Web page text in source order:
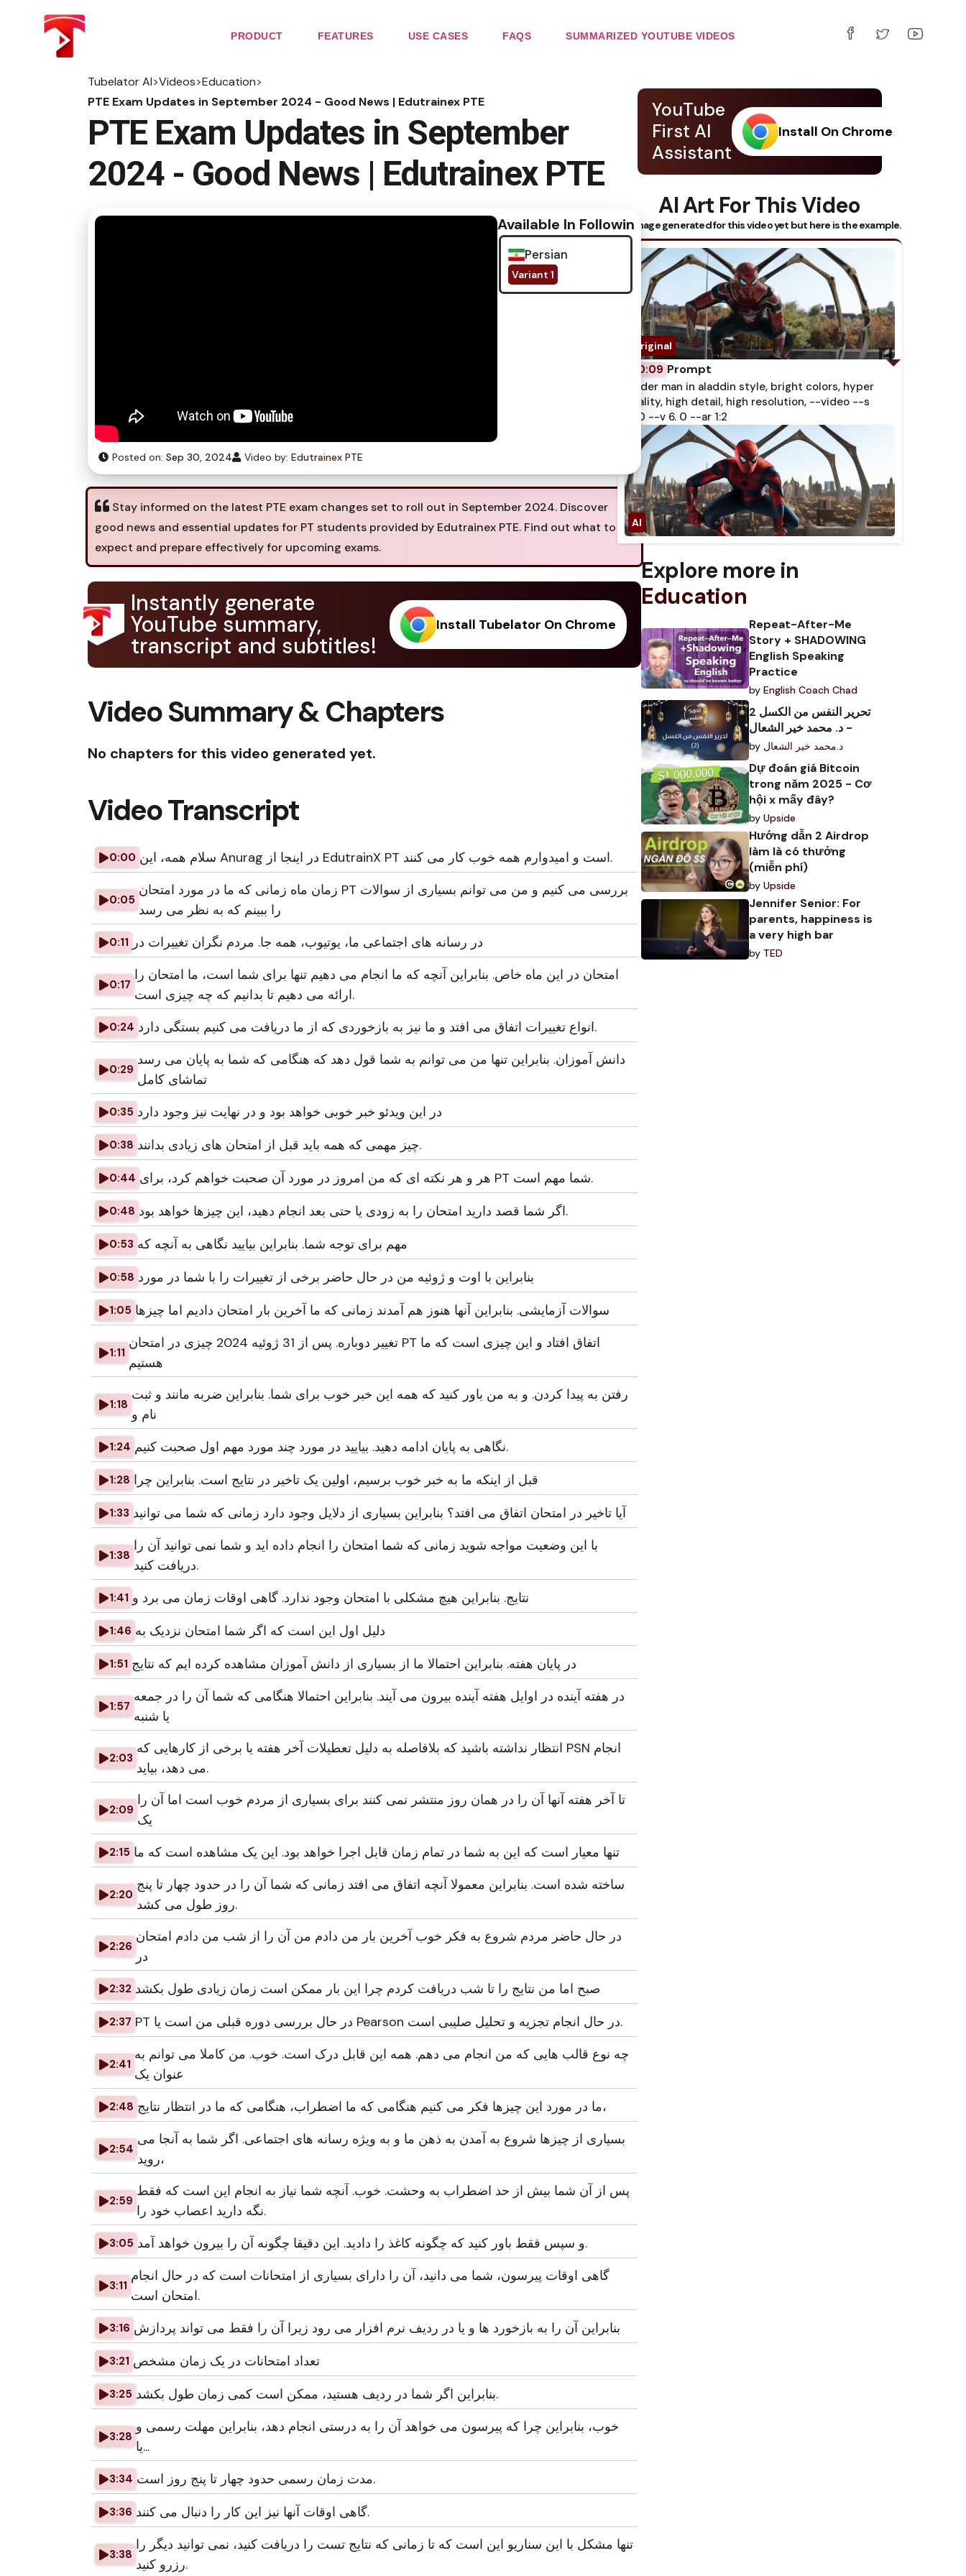
PRODUCT FEATURES USE CASES FAQS SUMMARIZED YOUTUBE VIDEOS
Tubelator AI>Videos>Education>
PTE Exam Updates in September 2024 - Good News | Edutrainex PTE
PTE Exam Updates in September
2024 - Good News | Edutrainex PTE
Available In Following Subtitles
Persian
Variant 1
Posted on: Sep 30, 2024 Video by: Edutrainex PTE
Stay informed on the latest PTE exam changes set to roll out in September 2024. Discover
good news and essential updates for PT students provided by Edutrainex PTE. Find out what to
expect and prepare effectively for upcoming exams.
Instantly generate
YouTube summary,
transcript and subtitles!
Install Tubelator On Chrome
Video Summary & Chapters
No chapters for this video generated yet.
Video Transcript
0:00 سلام همه، این Anurag در اینجا از EdutrainX PT است و امیدوارم همه خوب کار می کنند.
0:05
زمان ماه زمانی که ما در مورد امتحان PT بررسی می کنیم و من می توانم بسیاری از سوالات
را ببینم که به نظر می رسد
0:11 در رسانه های اجتماعی ما، یوتیوب، همه جا. مردم نگران تغییرات در
0:17
امتحان در این ماه خاص. بنابراین آنچه که ما انجام می دهیم تنها برای شما است، ما امتحان را
ارائه می دهیم تا بدانیم که چه چیزی است.
0:24 انواع تغییرات اتفاق می افتد و ما نیز به بازخوردی که از ما دریافت می کنیم بستگی دارد.
0:29
دانش آموزان. بنابراین تنها من می توانم به شما قول دهد که هنگامی که شما به پایان می رسد
تماشای کامل
0:35 در این ویدئو خبر خوبی خواهد بود و در نهایت نیز وجود دارد
0:38 چیز مهمی که همه باید قبل از امتحان های زیادی بدانند.
0:44 هر و هر نکته ای که من امروز در مورد آن صحبت خواهم کرد، برای PT شما مهم است.
0:48 اگر شما قصد دارید امتحان را به زودی یا حتی بعد انجام دهید، این چیزها خواهد بود.
0:53 مهم برای توجه شما. بنابراین بیایید نگاهی به آنچه که
0:58 بنابراین با اوت و ژوئیه من در حال حاضر برخی از تغییرات را با شما در مورد
1:05 سوالات آزمایشی. بنابراین آنها هنوز هم آمدند زمانی که ما آخرین بار امتحان دادیم اما چیزها
1:11
تغییر دوباره. پس از 31 ژوئیه 2024 چیزی در امتحان PT اتفاق افتاد و این چیزی است که ما
هستیم
1:18
رفتن به پیدا کردن. و به من باور کنید که همه این خبر خوب برای شما. بنابراین ضربه مانند و ثبت
نام و
1:24 نگاهی به پایان ادامه دهید. بیایید در مورد چند مورد مهم اول صحبت کنیم.
1:28 قبل از اینکه ما به خبر خوب برسیم، اولین یک تاخیر در نتایج است. بنابراین چرا
1:33 آیا تاخیر در امتحان اتفاق می افتد؟ بنابراین بسیاری از دلایل وجود دارد زمانی که شما می توانید
1:38
با این وضعیت مواجه شوید زمانی که شما امتحان را انجام داده اید و شما نمی توانید آن را
دریافت کنید.
1:41 نتایج. بنابراین هیچ مشکلی با امتحان وجود ندارد. گاهی اوقات زمان می برد و
1:46 دلیل اول این است که اگر شما امتحان نزدیک به
1:51 در پایان هفته. بنابراین احتمالا ما از بسیاری از دانش آموزان مشاهده کرده ایم که نتایج
1:57
در هفته آینده در اوایل هفته آینده بیرون می آیند. بنابراین احتمالا هنگامی که شما آن را در جمعه
یا شنبه
2:03
انتظار نداشته باشید که بلافاصله به دلیل تعطیلات آخر هفته یا برخی از کارهایی که PSN انجام
می دهد، بیاید.
2:09
تا آخر هفته آنها آن را در همان روز منتشر نمی کنند برای بسیاری از مردم خوب است اما آن را
یک
2:15 تنها معیار است که این به شما در تمام زمان قابل اجرا خواهد بود. این یک مشاهده است که ما
2:20
ساخته شده است. بنابراین معمولا آنچه اتفاق می افتد زمانی که شما آن را در حدود چهار تا پنج
روز طول می کشد.
2:26
در حال حاضر مردم شروع به فکر خوب آخرین بار من دادم من آن را از شب من دادم امتحان
در
2:32 صبح اما من نتایج را تا شب دریافت کردم چرا این بار ممکن است زمان زیادی طول بکشد
2:37 PT در حال بررسی دوره قبلی من است یا Pearson در حال انجام تجزیه و تحلیل صلیبی است.
2:41
چه نوع قالب هایی که من انجام می دهم. همه این قابل درک است. خوب. من کاملا می توانم به
عنوان یک
2:48 ما در مورد این چیزها فکر می کنیم هنگامی که ما اضطراب، هنگامی که ما در انتظار نتایج،
2:54
بسیاری از چیزها شروع به آمدن به ذهن ما و به ویژه رسانه های اجتماعی. اگر شما به آنجا می
روید،
2:59
پس از آن شما بیش از حد اضطراب به وحشت. خوب. آنچه شما نیاز به انجام این است که فقط
نگه دارید اعصاب خود را.
3:05 و سپس فقط باور کنید که چگونه کاغذ را دادید. این دقیقا چگونه آن را بیرون خواهد آمد.
3:11
گاهی اوقات پیرسون، شما می دانید، آن را دارای بسیاری از امتحانات است که در حال انجام
امتحان است.
3:16 بنابراین آن را به بازخورد ها و یا در ردیف نرم افزار می رود زیرا آن را فقط می تواند پردازش
3:21 تعداد امتحانات در یک زمان مشخص
3:25 بنابراین اگر شما در ردیف هستید، ممکن است کمی زمان طول بکشد.
3:28
خوب، بنابراین چرا که پیرسون می خواهد آن را به درستی انجام دهد، بنابراین مهلت رسمی و
یا...
3:34 مدت زمان رسمی حدود چهار تا پنج روز است.
3:36 گاهی اوقات آنها نیز این کار را دنبال می کنند.
3:38
تنها مشکل با این سناریو این است که تا زمانی که نتایج تست را دریافت کنید، نمی توانید دیگر را
رزرو کنید.
YouTube
First AI
Assistant
Install On Chrome
AI Art For This Video
No image generated for this video yet but here is the example.
0:09 Prompt
spider man in aladdin style, bright colors, hyper
quality, high detail, high resolution, --video --s
750 --v 6. 0 --ar 1:2
Explore more in
Education
Repeat-After-Me
Story + SHADOWING
English Speaking
Practice
by English Coach Chad
تحرير النفس من الكسل 2
- د. محمد خير الشعال
by د.محمد خير الشعال
Dự đoán giá Bitcoin
trong năm 2025 - Cơ
hội x mấy đây?
by Upside
Hướng dẫn 2 Airdrop
làm là có thưởng
(miễn phí)
by Upside
Jennifer Senior: For
parents, happiness is
a very high bar
by TED